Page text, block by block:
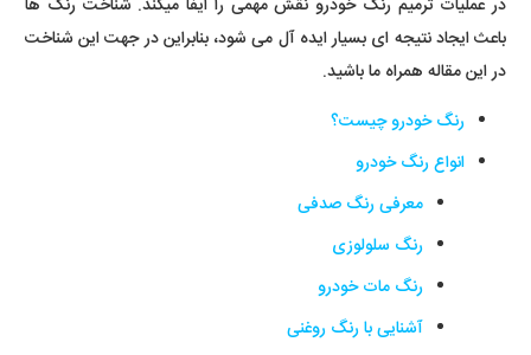
در عملیات ترمیم رنگ خودرو نقش مهمی را ایفا میکند. شناخت رنگ ها
باعث ایجاد نتیجه ای بسیار ایده آل می شود، بنابراین در جهت این شناخت
در این مقاله همراه ما باشید.
رنگ خودرو چیست؟
انواع رنگ خودرو
معرفی رنگ صدفی
رنگ سلولوزی
رنگ مات خودرو
آشنایی با رنگ روغنی